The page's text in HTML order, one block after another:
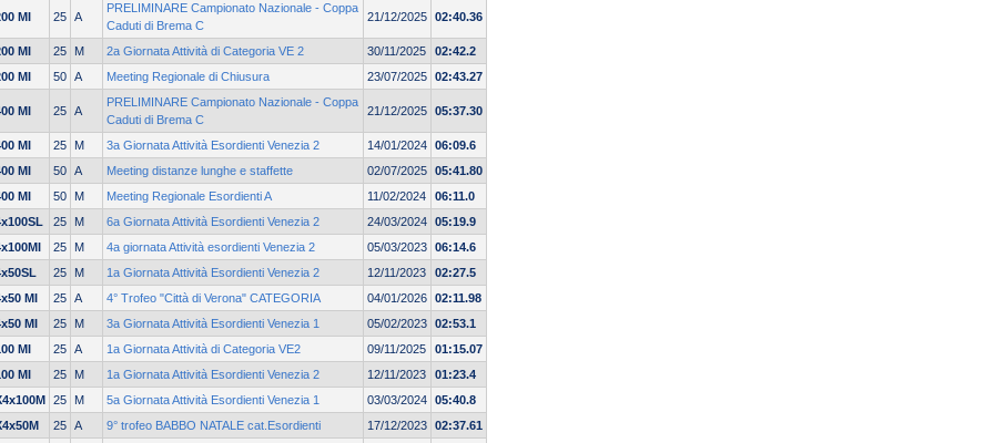
MI 25 A
PRELIMINARE Campionato Nazionale - Coppa
Caduti di Brema C
21/12/2025 02:40.36
MI 25 M 2a Giornata Attività di Categoria VE 2 30/11/2025
02:42.2
MI
50 A Meeting Regionale di Chiusura 23/07/2025 02:43.27
MI 25 A
PRELIMINARE Campionato Nazionale - Coppa
Caduti di Brema C
21/12/2025 05:37.30
MI 25 M 3a Giornata Attività Esordienti Venezia 2 14/01/2024 06:09.6
MI
50 A Meeting distanze lunghe e staffette 02/07/2025 05:41.80
MI
50 M Meeting Regionale Esordienti A 11/02/2024
06:11.0
25 M 6a Giornata Attività Esordienti Venezia 2 24/03/2024 05:19.9
25 M 4a giornata Attività esordienti Venezia 2 05/03/2023 06:14.6
25 M 1a Giornata Attività Esordienti Venezia 2 12/11/2023
02:27.5
MI
25 A 4° Trofeo "Città di Verona" CATEGORIA 04/01/2026 02:11.98
MI
25 M 3a Giornata Attività Esordienti Venezia 1 05/02/2023 02:53.1
MI
25 A 1a Giornata Attività di Categoria VE2 09/11/2025
01:15.07
MI
25 M 1a Giornata Attività Esordienti Venezia 2 12/11/2023
01:23.4
25 M 5a Giornata Attività Esordienti Venezia 1 03/03/2024 05:40.8
25 A 9° trofeo BABBO NATALE cat.Esordienti 17/12/2023 02:37.61